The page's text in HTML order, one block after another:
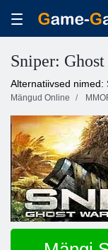
Sniper:
Alternatiivsed nimed:
Mängud Online